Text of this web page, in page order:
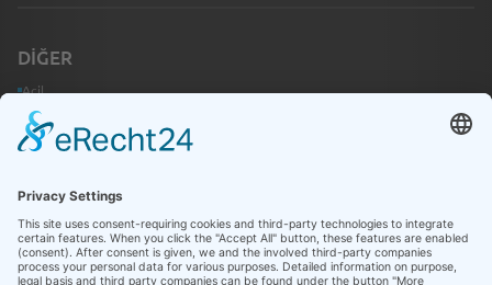
DIĞER
Acil
İletişim
Bilgi Merkezi